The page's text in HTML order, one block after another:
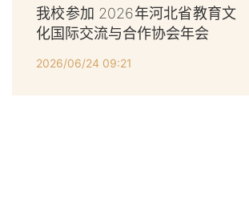
我校参加 2026年河北省教育文
化国际交流与合作协会年会
2026/06/24 09:21